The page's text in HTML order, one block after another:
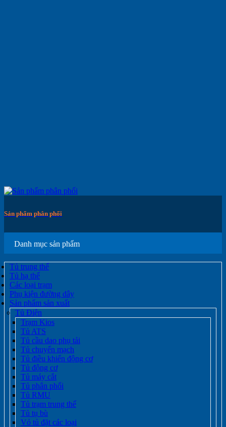
Sản phẩm phân phối
Danh mục sản phẩm
Tủ trung thế
Tủ hạ thế
Các loại trạm
Phụ kiện đường dây
Sản phẩm sản xuất
Tủ Điện
Trạm Kios
Tủ ATS
Tủ cầu dao phụ tải
Tủ chuyển mạch
Tủ điều khiển động cơ
Tủ động cơ
Tủ máy cắt
Tủ phân phối
Tủ RMU
Tủ trạm trung thế
Tủ tụ bù
Vỏ tủ đặt các loại